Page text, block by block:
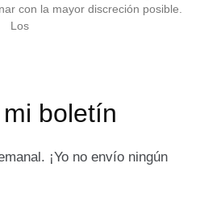
con la mayor discreción posible.
Los
boletín
¡Yo no envío ningún